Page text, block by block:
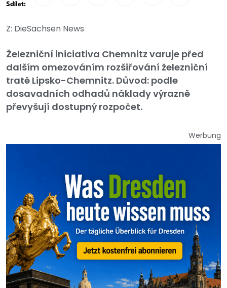
Sdílet:
Z: DieSachsen News
Železniční iniciativa Chemnitz varuje před
dalším omezováním rozšiřování železniční
tratě Lipsko-Chemnitz. Důvod: podle
dosavadních odhadů náklady výrazně
převyšují dostupný rozpočet.
Werbung